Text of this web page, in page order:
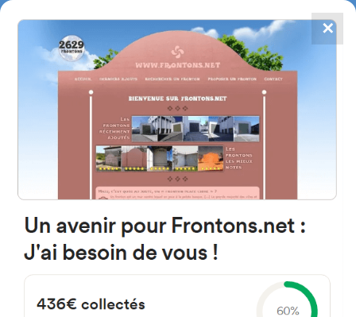
FRONTONS.NET
BUSCAR UN FRONTÓN
AÑADIR UN FRONTÓN
4784
frontones
48230 Elorrio, Bizkaia Espagne
Kalea Ibaikua 5002 España
✕